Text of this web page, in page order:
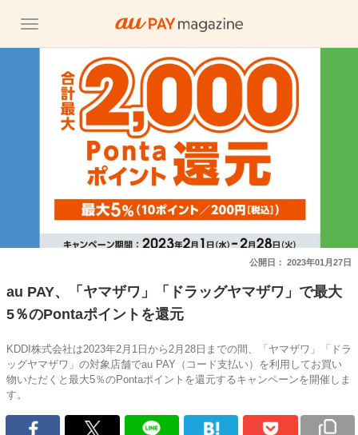
公開日： 2023年01月27日
au PAY、「ヤマザワ」「ドラッグヤマザワ」で最大
5％のPontaポイントを還元
KDDI株式会社は2023年2月1日から2月28日までの間、「ヤマザワ」「ドラ
ッグヤマザワ」の対象店舗でau PAY（コード支払い）を利用してお買い
物いただくと最大5％のPontaポイントを還元するキャンペーンを開催しま
す。